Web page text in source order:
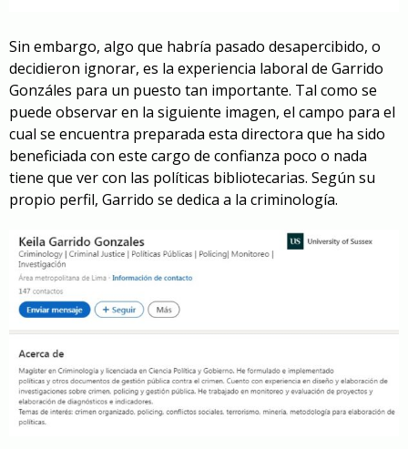
Sin embargo, algo que habría pasado desapercibido, o
decidieron ignorar, es la experiencia laboral de Garrido
Gonzáles para un puesto tan importante. Tal como se
puede observar en la siguiente imagen, el campo para el
cual se encuentra preparada esta directora que ha sido
beneficiada con este cargo de confianza poco o nada
tiene que ver con las políticas bibliotecarias. Según su
propio perfil, Garrido se dedica a la criminología.